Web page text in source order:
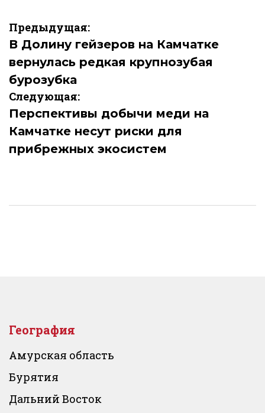
Навигация
по
записям
Предыдущая:
В Долину гейзеров на Камчатке
вернулась редкая крупнозубая
бурозубка
Следующая:
Перспективы добычи меди на
Камчатке несут риски для
прибрежных экосистем
География
Амурская область
Бурятия
Дальний Восток